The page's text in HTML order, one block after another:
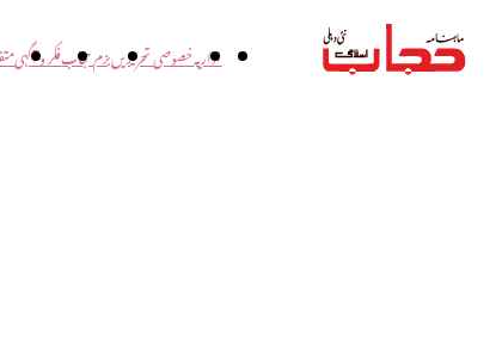
اداریہخصوصی تحریریںبزم حجابفکر و آگہی